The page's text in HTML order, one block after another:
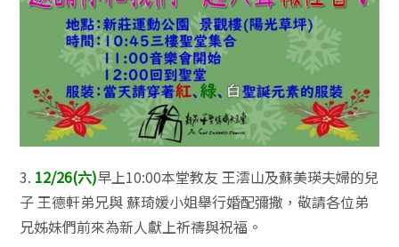
3. 12/26(六)早上10:00本堂教友 王澐山及蘇美瑛夫婦的兒
子 王德軒弟兄與 蘇琦媛小姐舉行婚配彌撒，敬請各位弟
兄姊妹們前來為新人獻上祈禱與祝福。